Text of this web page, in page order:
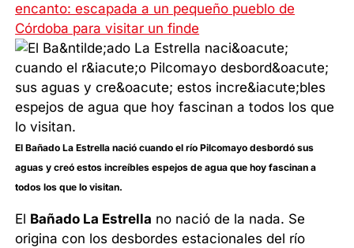
encanto: escapada a un pequeño pueblo de
Córdoba para visitar un finde
El Bañado La Estrella nació cuando el río Pilcomayo desbordó sus
aguas y creó estos increíbles espejos de agua que hoy fascinan a
todos los que lo visitan.
El Bañado La Estrella no nació de la nada. Se
origina con los desbordes estacionales del río